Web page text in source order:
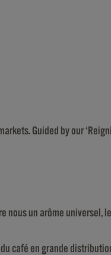
Guided by our
nous un arôme universel, le
café en grande